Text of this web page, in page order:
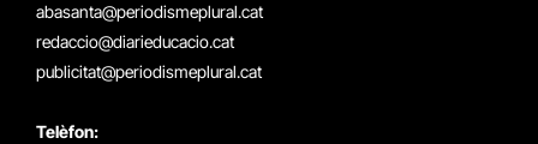
abasanta@periodismeplural.cat
redaccio@diarieducacio.cat
publicitat@periodismeplural.cat
Telèfon: